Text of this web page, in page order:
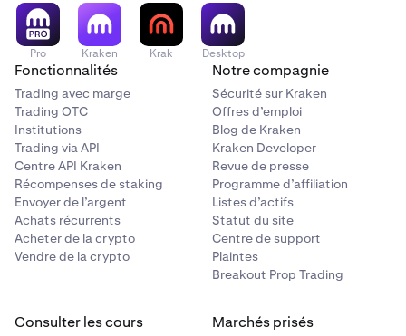
Pro Kraken Krak Desktop
Fonctionnalités
Trading avec marge
Trading OTC
Institutions
Trading via API
Centre API Kraken
Récompenses de staking
Envoyer de l’argent
Achats récurrents
Acheter de la crypto
Vendre de la crypto
Notre compagnie
Sécurité sur Kraken
Offres d’emploi
Blog de Kraken
Kraken Developer
Revue de presse
Programme d’affiliation
Listes d’actifs
Statut du site
Centre de support
Plaintes
Breakout Prop Trading
Consulter les cours Marchés prisés